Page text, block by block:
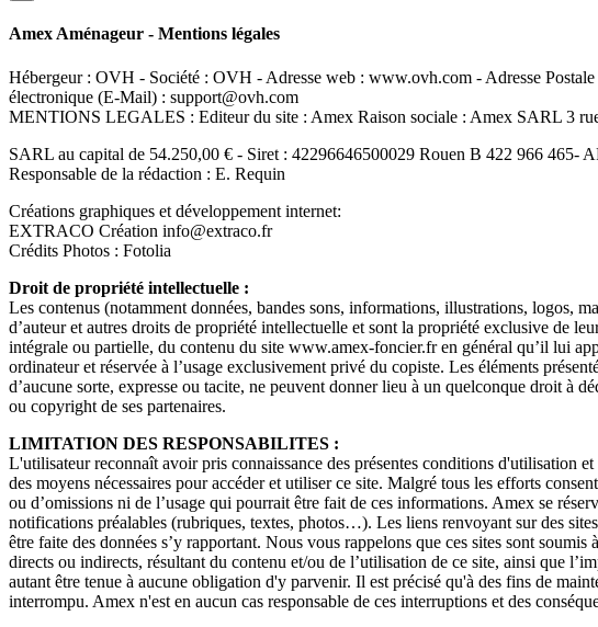
Amex Aménageur - Mentions légales
Hébergeur : OVH - Société : OVH - Adresse web : www.ovh.com - Adresse
électronique (E-Mail) : support@ovh.com
MENTIONS LEGALES : Editeur du site : Amex Raison sociale : Amex SARL 3
SARL au capital de 54.250,00 € - Siret : 42296646500029 Rouen B 422 966
Responsable de la rédaction : E. Requin
Créations graphiques et développement internet:
EXTRACO Création info@extraco.fr
Crédits Photos : Fotolia
Droit de propriété intellectuelle :
Les contenus (notamment données, bandes sons, informations, illustrations, logos,
d’auteur et autres droits de propriété intellectuelle et sont la propriété exclusive de
intégrale ou partielle, du contenu du site www.amex-foncier.fr en général qu’il lui
ordinateur et réservée à l’usage exclusivement privé du copiste. Les éléments
d’aucune sorte, expresse ou tacite, ne peuvent donner lieu à un quelconque droit à
ou copyright de ses partenaires.
LIMITATION DES RESPONSABILITES :
L'utilisateur reconnaît avoir pris connaissance des présentes conditions d'utilisation
des moyens nécessaires pour accéder et utiliser ce site. Malgré tous les efforts
ou d’omissions ni de l’usage qui pourrait être fait de ces informations. Amex se
notifications préalables (rubriques, textes, photos…). Les liens renvoyant sur des
être faite des données s’y rapportant. Nous vous rappelons que ces sites sont
directs ou indirects, résultant du contenu et/ou de l’utilisation de ce site, ainsi que
autant être tenue à aucune obligation d'y parvenir. Il est précisé qu'à des fins de
interrompu. Amex n'est en aucun cas responsable de ces interruptions et des